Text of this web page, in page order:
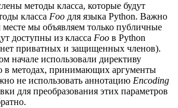
методы класса, которые будут
класса Foo для языка Python. Важно
месте мы объявляем только публичные
доступны из класса Foo в Python
приватных и защищенных членов).
начале использовали директиву
в методах, принимающих аргументы
не использовать аннотацию Encoding
для преобразования этих параметров